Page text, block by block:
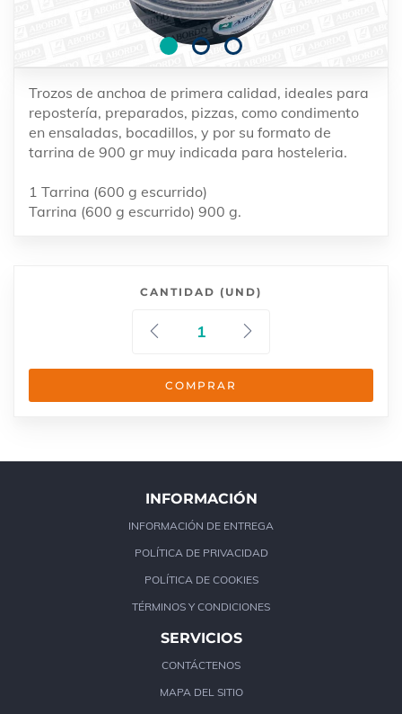
Trozos de anchoa de primera calidad, ideales para
repostería, preparados, pizzas, como condimento
en ensaladas, bocadillos, y por su formato de
tarrina de 900 gr muy indicada para hosteleria.
1 Tarrina (600 g escurrido)
Tarrina (600 g escurrido) 900 g.
CANTIDAD (UND)
COMPRAR
INFORMACIÓN
INFORMACIÓN DE ENTREGA
POLÍTICA DE PRIVACIDAD
POLÍTICA DE COOKIES
TÉRMINOS Y CONDICIONES
SERVICIOS
CONTÁCTENOS
MAPA DEL SITIO